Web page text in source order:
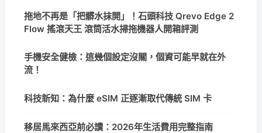
拖地不再是「把髒水抹開」！石頭科技 Qrevo Edge 2
Flow 搖滾天王 滾筒活水掃拖機器人開箱評測
手機安全健檢：這幾個設定沒關，個資可能早就在外
流！
科技新知：為什麼 eSIM 正逐漸取代傳統 SIM 卡
移居馬來西亞前必讀：2026年生活費用完整指南